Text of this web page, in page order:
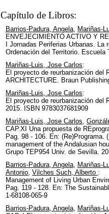
Capítulo de Libros:
Barrios-Padura, Angela, Mariñas-
ENVEJECIMIENTO ACTIVO Y
I Jornadas Periferias Urbanas.
Ordenación del Territorio.
Mariñas-Luis, Jose Carlos:
El proyecto de reurbanización del
ARCHITECTURE. Braun
Mariñas-Luis, Jose Carlos:
El proyecto de reurbanización del
2015. ISBN 9783037681909
Mariñas-Luis, Jose Carlos,
CAP.XI Una propuesta de
Pag. 98 - 106. En: (Re)Programa.
management of the Andalusian
Grupo TEP954 Univ. de Sevilla.
Barrios-Padura, Angela, Mariñas-
Antonio, Vilches Such, Alberto :
Management of Living Urban
Pag. 119 - 128. En: The
1-68108-065-9
Barrios-Padura, Angela, Mariñas-